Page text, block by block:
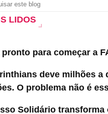
LIDOS
para começar a
deve milhões a
O problema não é
Solidário transforma